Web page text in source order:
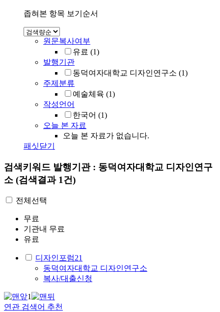
좁혀본 항목 보기순서
원문복사여부
유료 (1)
발행기관
동덕여자대학교 디자인연구소 (1)
주제분류
예술체육 (1)
작성언어
한국어 (1)
오늘 본 자료
오늘 본 자료가 없습니다.
패싯닫기
검색키워드 발행기관 : 동덕여자대학교 디자인연구
소 (검색결과 1건)
전체선택
무료
기관내 무료
유료
디자인포럼21
동덕여자대학교 디자인연구소
복사/대출신청
1
연관 검색어 추천